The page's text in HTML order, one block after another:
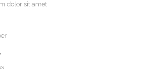
dolor sit amet